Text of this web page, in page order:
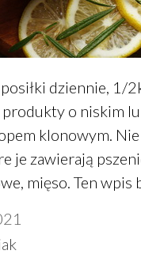
dziennie, 1/
o niskim
klonowym.
je zawierają
mięso. Ten